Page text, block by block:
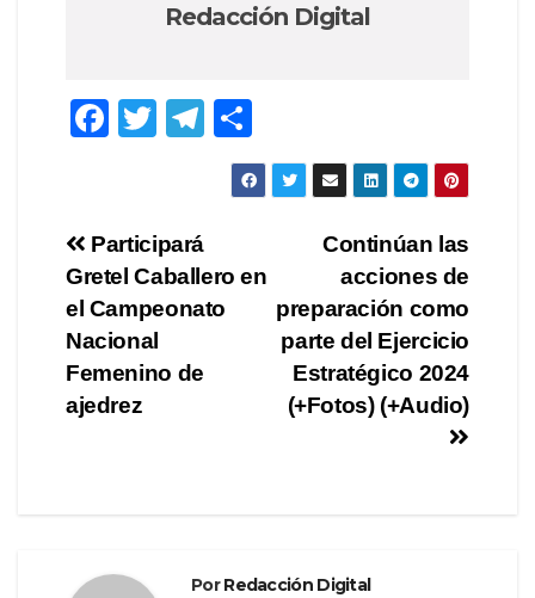
Redacción Digital
F
e
b
o
o
k
T
er
T
el
a
m
o
m
ar
tir
Navegación
de
entradas
Continúan las
acciones de
preparación como
parte del Ejercicio
Estratégico 2024
(+Fotos) (+Audio)
Participará
Gretel Caballero en
el Campeonato
Nacional
Femenino de
ajedrez
PorRedacción Digital